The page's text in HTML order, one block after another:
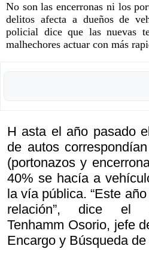
No son las encerronas ni los
delitos afecta a dueños de
policial dice que las nuevas
malhechores actuar con más
H asta el año pasado
de autos
(portonazos y
40% se hacía a
la vía pública. “Este
relación”, dice el
Tenhamm Osorio, jefe
Encargo y Búsqueda